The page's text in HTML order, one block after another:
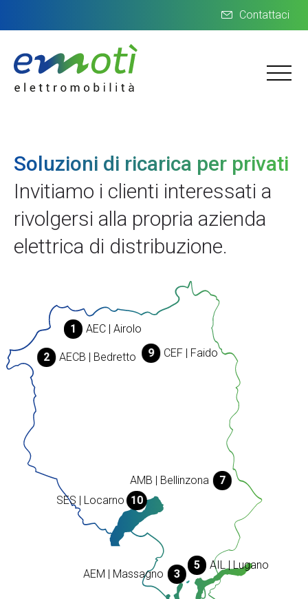
Contattaci
Soluzioni di ricarica per privati
Invitiamo i clienti interessati a
rivolgersi alla propria azienda
elettrica di distribuzione.
2 AECB | Bedretto
1
AEC | Airolo
9
CEF | Faido
7
AMB | Bellinzona
10
SES | Locarno
5 AIL | Lugano
3
AEM | Massagno